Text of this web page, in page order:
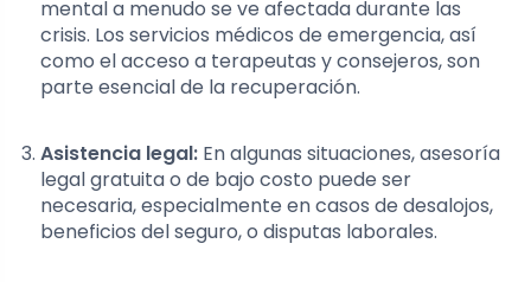
mental a menudo se ve afectada durante las
crisis. Los servicios médicos de emergencia, así
como el acceso a terapeutas y consejeros, son
parte esencial de la recuperación.
Asistencia legal: En algunas situaciones, asesoría
legal gratuita o de bajo costo puede ser
necesaria, especialmente en casos de desalojos,
beneficios del seguro, o disputas laborales.